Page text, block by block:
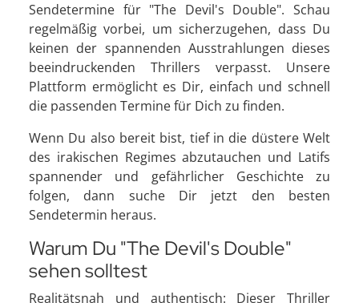
Sendetermine für "The Devil's Double". Schau
regelmäßig vorbei, um sicherzugehen, dass Du
keinen der spannenden Ausstrahlungen dieses
beeindruckenden Thrillers verpasst. Unsere
Plattform ermöglicht es Dir, einfach und schnell
die passenden Termine für Dich zu finden.
Wenn Du also bereit bist, tief in die düstere Welt
des irakischen Regimes abzutauchen und Latifs
spannender und gefährlicher Geschichte zu
folgen, dann suche Dir jetzt den besten
Sendetermin heraus.
Warum Du "The Devil's Double"
sehen solltest
Realitätsnah und authentisch: Dieser Thriller